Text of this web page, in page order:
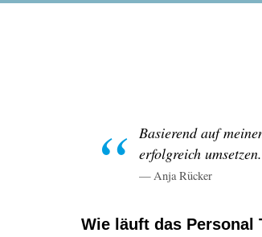
Basierend auf
erfolgreich umsetzen.
Anja Rücker
Wie läuft das Personal